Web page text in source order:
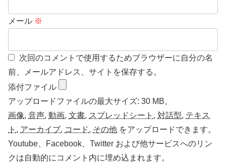
メール ※
次回のコメントで使用するためブラウザーに自分の名
前、メールアドレス、サイトを保存する。
添付ファイル
アップロードファイルの最大サイズ: 30 MB。
画像, 音声, 動画, 文書, スプレッドシート , 対話型, テキス
ト , アーカイブ, コード, その他 をアップロードできます。
Youtube、Facebook、Twitter および他サービスへのリン
クは自動的にコメント内に埋め込まれます。